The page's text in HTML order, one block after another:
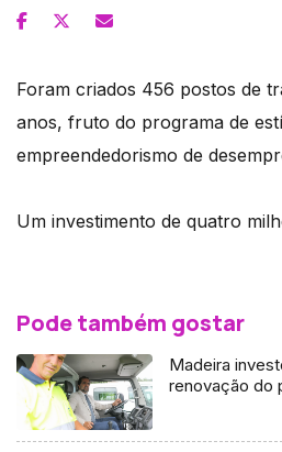
Foram criados 456 postos de
anos, fruto do programa de
empreendedorismo de
Um investimento de quatro
Pode também gostar
Madeira
renovação do